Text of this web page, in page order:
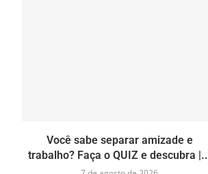
Você sabe separar amizade e
trabalho? Faça o QUIZ e descubra